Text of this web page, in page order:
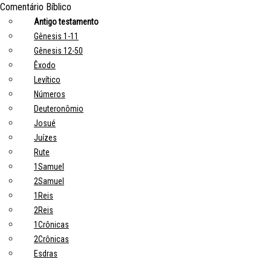
Comentário Bíblico
Antigo testamento
Gênesis 1-11
Gênesis 12-50
Êxodo
Levítico
Números
Deuteronômio
Josué
Juízes
Rute
1Samuel
2Samuel
1Reis
2Reis
1Crônicas
2Crônicas
Esdras